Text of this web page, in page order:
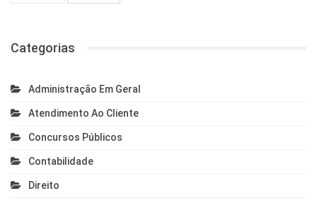
Categorias
Administração Em Geral
Atendimento Ao Cliente
Concursos Públicos
Contabilidade
Direito